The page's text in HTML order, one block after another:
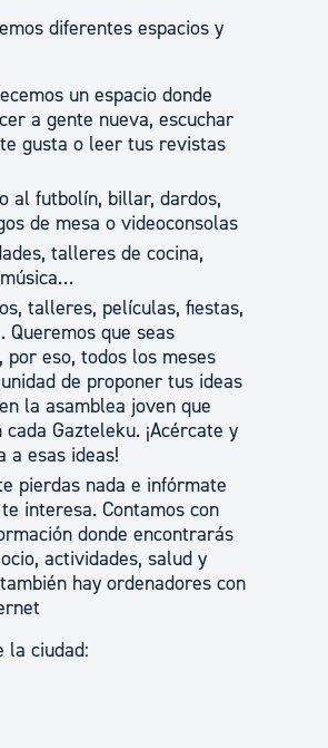
diferentes espacios y
un espacio donde
a gente nueva, escuchar
gusta o leer tus revistas
al futbolín, billar, dardos,
de mesa o videoconsolas
talleres de cocina,
talleres, películas, fiestas,
que seas
por eso, todos los meses
de proponer tus ideas
la asamblea joven que
Gazteleku. ¡Acércate y
a esas ideas!
pierdas nada e infórmate
interesa. Contamos con
donde encontrarás
actividades, salud y
hay ordenadores con
la ciudad: